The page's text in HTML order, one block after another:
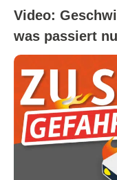
Video:
was passiert